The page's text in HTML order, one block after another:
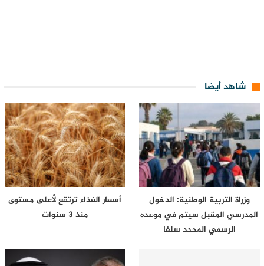
شاهد أيضا
وزراة التربية الوطنية: الدخول
المدرسي المقبل سیتم في موعده
الرسمي المحدد سلفا
أسعار الغذاء ترتقع لأعلى مستوى
منذ 3 سنوات